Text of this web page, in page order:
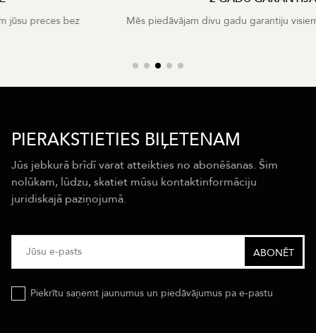
Mēs piedāvājam divu gadu garantiju visiem mūsu produktiem
PIERAKSTIETIES BIĻETENAM
Jūs jebkurā brīdī varat atteikties no abonēšanas. Šim
nolūkam, lūdzu, skatiet mūsu kontaktinformāciju
juridiskajā paziņojumā.
Piekrītu saņemt jaunumus un piedāvājumus pa e-pastu